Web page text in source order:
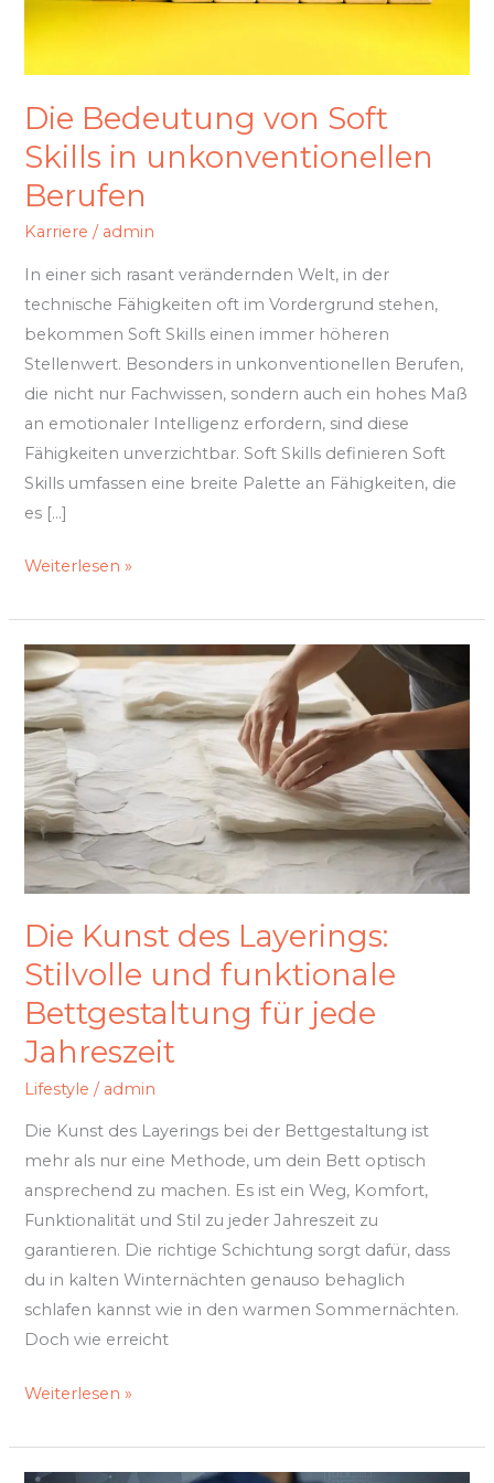
Die Bedeutung von Soft
Skills in unkonventionellen
Berufen
Karriere / admin
In einer sich rasant verändernden Welt, in der
technische Fähigkeiten oft im Vordergrund stehen,
bekommen Soft Skills einen immer höheren
Stellenwert. Besonders in unkonventionellen Berufen,
die nicht nur Fachwissen, sondern auch ein hohes Maß
an emotionaler Intelligenz erfordern, sind diese
Fähigkeiten unverzichtbar. Soft Skills definieren Soft
Skills umfassen eine breite Palette an Fähigkeiten, die
es […]
in
unkonventionellen
Berufen
Weiterlesen »
Die Kunst des Layerings:
Stilvolle und funktionale
Bettgestaltung für jede
Jahreszeit
Lifestyle / admin
Die Kunst des Layerings bei der Bettgestaltung ist
mehr als nur eine Methode, um dein Bett optisch
ansprechend zu machen. Es ist ein Weg, Komfort,
Funktionalität und Stil zu jeder Jahreszeit zu
garantieren. Die richtige Schichtung sorgt dafür, dass
du in kalten Winternächten genauso behaglich
schlafen kannst wie in den warmen Sommernächten.
Doch wie erreicht
Die
Kunst
des
Layerings:
Stilvolle
und
funktionale
Bettgestaltung
für
jede
Weiterlesen »